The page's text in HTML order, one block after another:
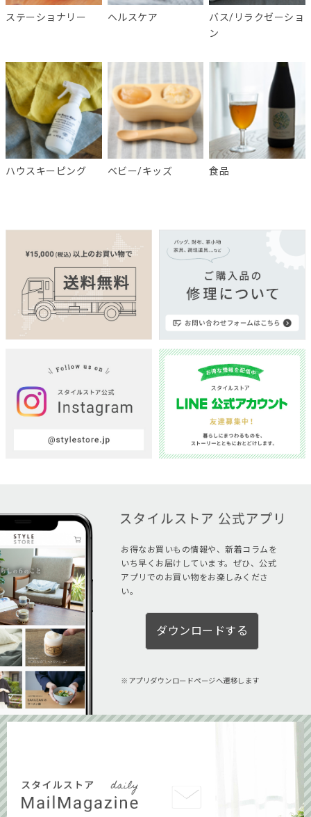
ステーショナリー ヘルスケア
バス/リラクゼーショ
ン
ハウスキーピング ベビー/キッズ 食品
お得なお買いもの情報や、新着コラムを
いち早くお届けしています。ぜひ、公式
アプリでのお買い物をお楽しみくださ
い。
ダウンロードする
アプリダウンロードページへ遷移します